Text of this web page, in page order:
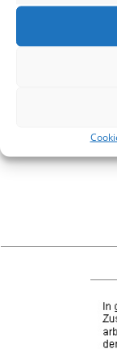
diesem Browser für
Wir sind